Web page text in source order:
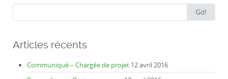
for:
Go!
Articles récents
Communiqué – Chargée de projet 12 avril 2016